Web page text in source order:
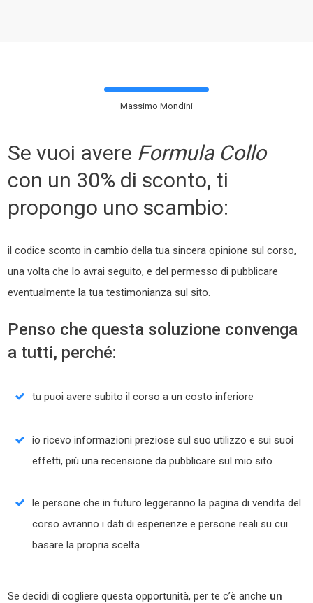
Massimo Mondini
Se vuoi avere Formula Collo
con un 30% di sconto, ti
propongo uno scambio:
il codice sconto in cambio della tua sincera opinione sul corso,
una volta che lo avrai seguito, e del permesso di pubblicare
eventualmente la tua testimonianza sul sito.
Penso che questa soluzione convenga
a tutti, perché:
tu puoi avere subito il corso a un costo inferiore
io ricevo informazioni preziose sul suo utilizzo e sui suoi
effetti, più una recensione da pubblicare sul mio sito
le persone che in futuro leggeranno la pagina di vendita del
corso avranno i dati di esperienze e persone reali su cui
basare la propria scelta
Se decidi di cogliere questa opportunità, per te c’è anche un